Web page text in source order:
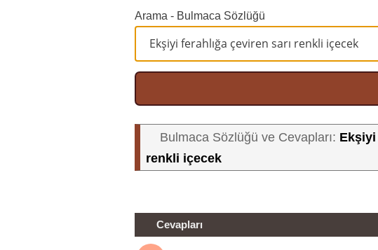
Arama - Bulmaca Sözlüğü
Bulmaca Sözlüğü ve Cevapları: Ekşiyi
renkli içecek
Cevapları